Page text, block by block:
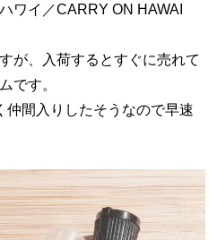
ワイ／CARRY ON HAWAI
が、入荷するとすぐに売れて
です。
仲間入りしたそうなので早速